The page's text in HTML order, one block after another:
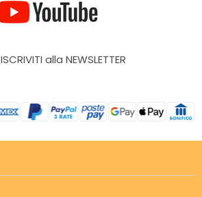
ISCRIVITI alla NEWSLETTER